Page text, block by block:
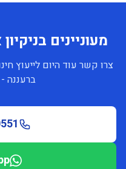
מעוניינים
צרו קשר עוד היום לייעוץ
ברעננה